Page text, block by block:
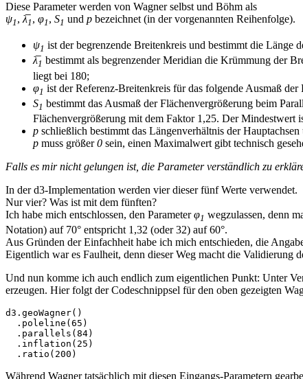
Diese Parameter werden von Wagner selbst und Böhm als
ψ1 , λ̅1 , φ1 , S1 und p bezeichnet (in der vorgenannten Reihenfolge).
ψ1 ist der begrenzende Breitenkreis und bestimmt die
λ̅1 bestimmt als begrenzender Meridian die Krümmung der
liegt bei 180;
φ1 ist der Referenz-Breitenkreis für das folgende Ausmaß der
S1 bestimmt das Ausmaß der Flächenvergrößerung beim
Flächenvergrößerung mit dem Faktor 1,25. Der Mindestwert
p schließlich bestimmt das Längenverhältnis der
p muss größer0 sein, einen Maximalwert gibt technisch
Falls es mir nicht gelungen ist, die Parameter verständlich zu
In der d3-Implementation werden vier dieser fünf Werte verwendet.
Nur vier? Was ist mit dem fünften?
Ich habe mich entschlossen, den Parameterφ1 wegzulassen, denn
Notation) auf 70° entspricht 1,32 (oder 32) auf 60°.
Aus Gründen der Einfachheit habe ich mich entschieden, die
Eigentlich war es Faulheit, denn dieser Weg macht die Validierung
Und nun komme ich auch endlich zum eigentlichen Punkt: Unter
erzeugen. Hier folgt der Codeschnippsel für den oben gezeigten
d3.geoWagner()
  .poleline(65)
  .parallels(84)
  .inflation(25)
Während Wagner tatsächlich mit diesen Eingangs-Parametern